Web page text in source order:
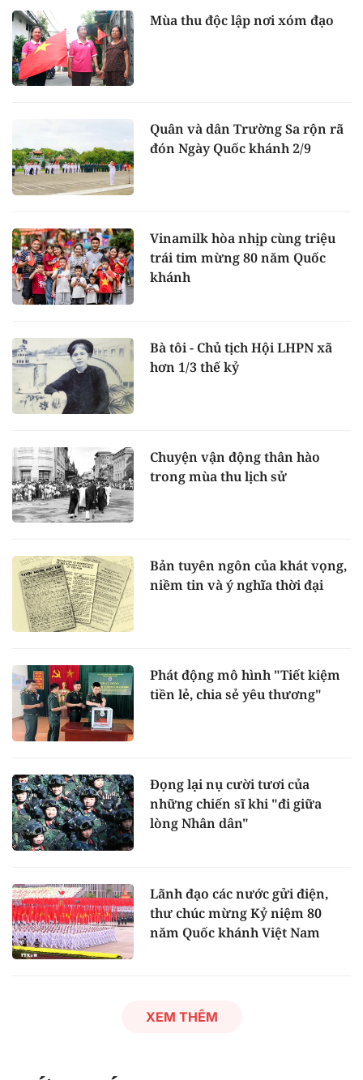
Mùa thu độc lập nơi xóm đạo
Quân và dân Trường Sa rộn rã
đón Ngày Quốc khánh 2/9
Vinamilk hòa nhịp cùng triệu
trái tim mừng 80 năm Quốc
khánh
Bà tôi - Chủ tịch Hội LHPN xã
hơn 1/3 thế kỷ
Chuyện vận động thân hào
trong mùa thu lịch sử
Bản tuyên ngôn của khát vọng,
niềm tin và ý nghĩa thời đại
Phát động mô hình "Tiết kiệm
tiền lẻ, chia sẻ yêu thương"
Đọng lại nụ cười tươi của
những chiến sĩ khi "đi giữa
lòng Nhân dân"
Lãnh đạo các nước gửi điện,
thư chúc mừng Kỷ niệm 80
năm Quốc khánh Việt Nam
XEM THÊM